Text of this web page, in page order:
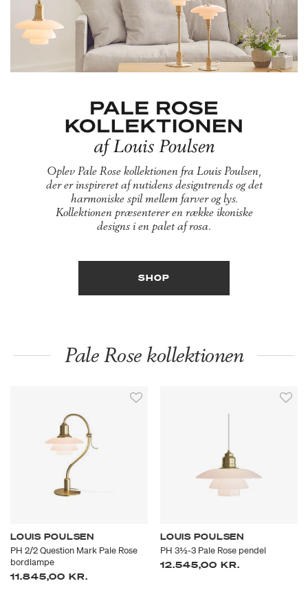
Oplev Pale Rose kollektionen fra Louis Poulsen,
der er inspireret af nutidens designtrends og det
harmoniske spil mellem farver og lys.
Kollektionen præsenterer en række ikoniske
designs i en palet af rosa.
SHOP
Pale Rose kollektionen
LOUIS POULSEN
PH 2/2 Question Mark Pale Rose
bordlampe
11.845,00 KR.
LOUIS POULSEN
PH 3½-3 Pale Rose pendel
12.545,00 KR.